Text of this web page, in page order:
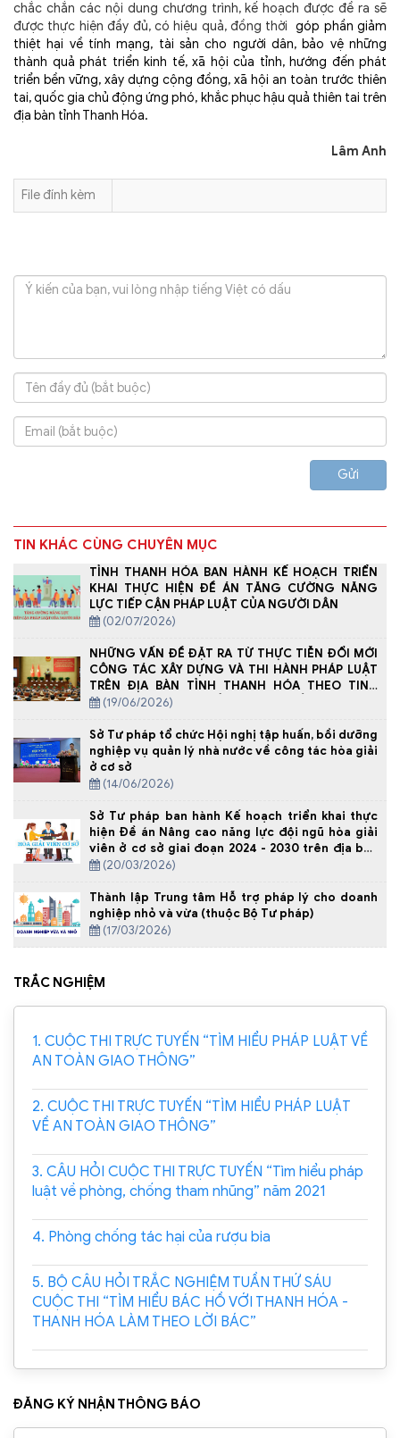
chắc chắn các nội dung chương trình, kế hoạch được đề ra sẽ
được thực hiện đầy đủ, có hiệu quả, đồng thờigóp phần giảm
thiệt hại về tính mạng, tài sản cho người dân, bảo vệ những
thành quả phát triển kinh tế, xã hội của tỉnh, hướng đến phát
triển bền vững, xây dựng cộng đồng, xã hội an toàn trước thiên
tai, quốc gia chủ động ứng phó, khắc phục hậu quả thiên tai trên
địa bàn tỉnh Thanh Hóa.
Lâm Anh
File đính kèm
Gửi
TIN KHÁC CÙNG CHUYÊN MỤC
TỈNH THANH HÓA BAN HÀNH KẾ HOẠCH TRIỂN
KHAI THỰC HIỆN ĐỀ ÁN TĂNG CƯỜNG NĂNG
LỰC TIẾP CẬN PHÁP LUẬT CỦA NGƯỜI DÂN
(02/07/2026)
NHỮNG VẤN ĐỀ ĐẶT RA TỪ THỰC TIỄN ĐỔI MỚI
CÔNG TÁC XÂY DỰNG VÀ THI HÀNH PHÁP LUẬT
TRÊN ĐỊA BÀN TỈNH THANH HÓA THEO TINH
THẦN NGHỊ QUYẾT SỐ 66-NQ/TW CỦA BỘ CHÍNH
(19/06/2026)
Sở Tư pháp tổ chức Hội nghị tập huấn, bồi dưỡng
nghiệp vụ quản lý nhà nước về công tác hòa giải
ở cơ sở
(14/06/2026)
Sở Tư pháp ban hành Kế hoạch triển khai thực
hiện Đề án Nâng cao năng lực đội ngũ hòa giải
viên ở cơ sở giai đoạn 2024 - 2030 trên địa bàn
tỉnh Thanh Hóa năm 2026
(20/03/2026)
Thành lập Trung tâm Hỗ trợ pháp lý cho doanh
nghiệp nhỏ và vừa (thuộc Bộ Tư pháp)
(17/03/2026)
TRẮC NGHIỆM
1. CUỘC THI TRỰC TUYẾN “TÌM HIỂU PHÁP LUẬT VỀ
AN TOÀN GIAO THÔNG”
2. CUỘC THI TRỰC TUYẾN “TÌM HIỂU PHÁP LUẬT
VỀ AN TOÀN GIAO THÔNG”
3. CÂU HỎI CUỘC THI TRỰC TUYẾN “Tìm hiểu pháp
luật về phòng, chống tham nhũng” năm 2021
4. Phòng chống tác hại của rượu bia
5. BỘ CÂU HỎI TRẮC NGHIỆM TUẦN THỨ SÁU
CUỘC THI “TÌM HIỂU BÁC HỒ VỚI THANH HÓA -
THANH HÓA LÀM THEO LỜI BÁC”
ĐĂNG KÝ NHẬN THÔNG BÁO